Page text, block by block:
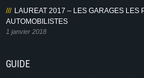
LAUREAT 2017 – LES GARAGES LES
AUTOMOBILISTES
1 janvier 2018
GUIDE